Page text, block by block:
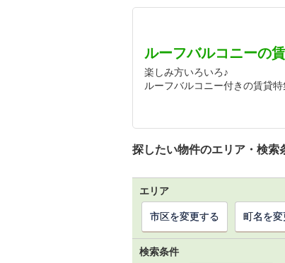
ルーフバルコニーの
楽しみ方いろいろ♪
ルーフバルコニー付きの賃貸特
探したい物件のエリア・検索
エリア
市区を変更する 町名を変
検索条件